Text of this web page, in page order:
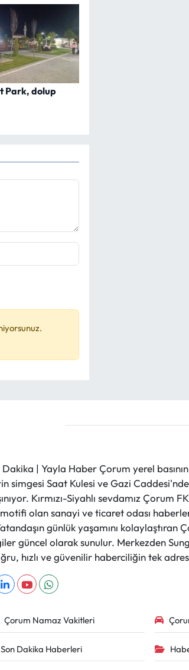
Park, dolup
| Yayla Haber Çorum yerel
simgesi Saat Kulesi ve Gazi
Kırmızı-Siyahlı sevdamız Çorum
olan sanayi ve ticaret odası
günlük yaşamını kolaylaştıran
güncel olarak sunulur. Merkezden
hızlı ve güvenilir haberciliğin tek
Çorum Namaz Vakitleri
Son Dakika Haberleri